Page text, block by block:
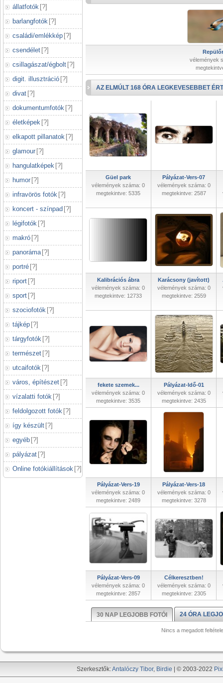
állatfotók [?]
barlangfotók [?]
családi/emlékkép [?]
csendélet [?]
csillagászat/égbolt [?]
digit. illusztráció [?]
divat [?]
dokumentumfotók [?]
életképek [?]
elkapott pillanatok [?]
glamour [?]
hangulatképek [?]
humor [?]
infravörös fotók [?]
koncert - színpad [?]
légifotók [?]
makró [?]
panoráma [?]
portré [?]
riport [?]
sport [?]
szociofotók [?]
tájkép [?]
tárgyfotók [?]
természet [?]
utcaifotók [?]
város, építészet [?]
vízalatti fotók [?]
feldolgozott fotók [?]
így készült [?]
egyéb [?]
pályázat [?]
Online fotókiállítások [?]
vélemények
AZ ELMÚLT 168 ÓRA LEGKEVESEBBET
Güel park
vélemények száma: 0
megtekintve: 5335
Pályázat-Vers-07
vélemények száma: 0
megtekintve: 2587
Kalibrációs ábra
vélemények száma: 0
megtekintve: 12733
Karácsony (javított)
vélemények száma: 0
megtekintve: 2559
fekete szemek...
vélemények száma: 0
megtekintve: 3535
Pályázat-Idő-01
vélemények száma: 0
megtekintve: 2435
Pályázat-Vers-19
vélemények száma: 0
megtekintve: 2489
Pályázat-Vers-18
vélemények száma: 0
megtekintve: 3278
Pályázat-Vers-09
vélemények száma: 0
megtekintve: 2857
Célkeresztben!
vélemények száma: 0
megtekintve: 2305
30 NAP LEGJOBB FOTÓI 24 ÓRA
Nincs a megadott
Szerkesztők:Antalóczy Tibor, Birdie | © 2003-2022